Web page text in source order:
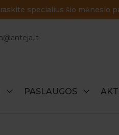
PASLAUGOS